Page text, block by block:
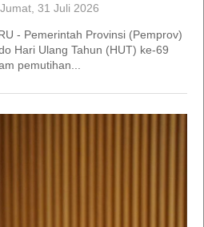
Jumat, 31 Juli 2026
- Pemerintah Provinsi (Pemprov)
Hari Ulang Tahun (HUT) ke-69
pemutihan...